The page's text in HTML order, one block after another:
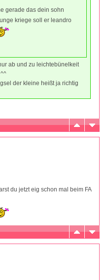
gerade das dein sohn
kriege soll er leandro
ab und zu leichtebünelkeit
der kleine heißt ja richtig
du jetzt eig schon mal beim FA